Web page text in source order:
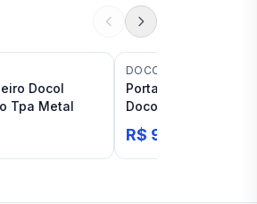
Docol
Tpa Metal
DOCOL
Porta Toalhas de
Docol Idea
R$ 96,98